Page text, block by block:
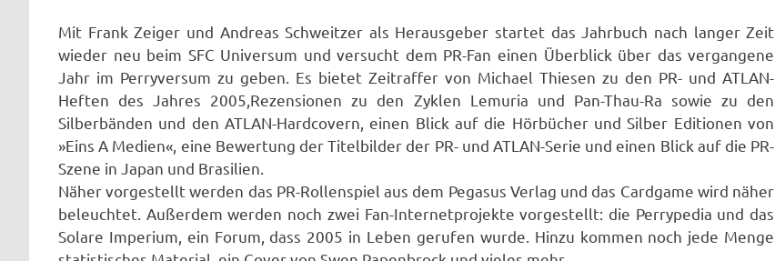
Mit Frank Zeiger und Andreas Schweitzer als Herausgeber startet das Jahrbuch nach langer Zeit
wieder neu beim SFC Universum und versucht dem PR-Fan einen Überblick über das vergangene
Jahr im Perryversum zu geben. Es bietet Zeitraffer von Michael Thiesen zu den PR- und ATLAN-
Heften des Jahres 2005,Rezensionen zu den Zyklen Lemuria und Pan-Thau-Ra sowie zu den
Silberbänden und den ATLAN-Hardcovern, einen Blick auf die Hörbücher und Silber Editionen von
»Eins A Medien«, eine Bewertung der Titelbilder der PR- und ATLAN-Serie und einen Blick auf die PR-
Szene in Japan und Brasilien.
Näher vorgestellt werden das PR-Rollenspiel aus dem Pegasus Verlag und das Cardgame wird näher
beleuchtet. Außerdem werden noch zwei Fan-Internetprojekte vorgestellt: die Perrypedia und das
Solare Imperium, ein Forum, dass 2005 in Leben gerufen wurde. Hinzu kommen noch jede Menge